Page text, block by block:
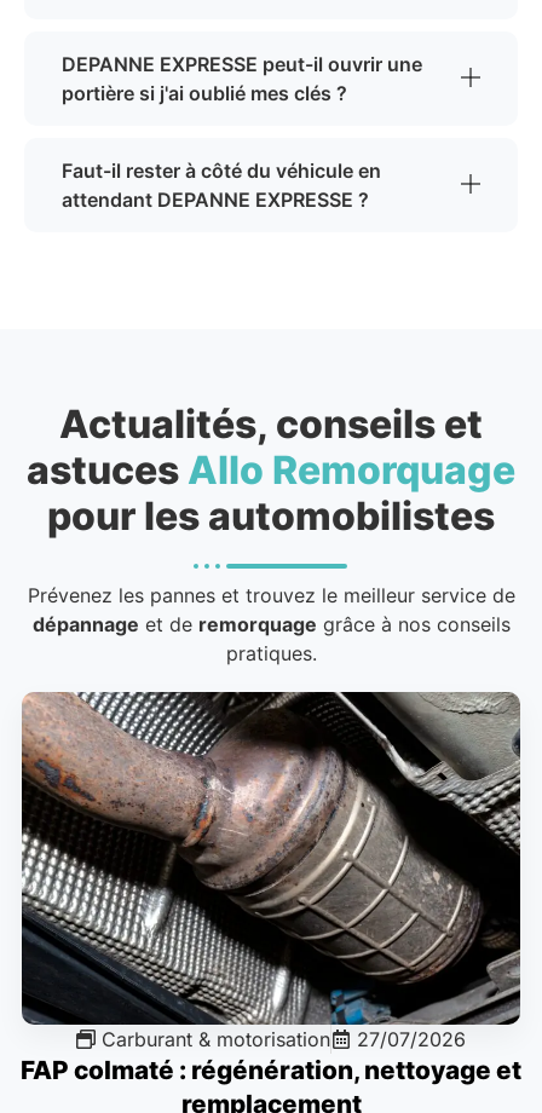
DEPANNE EXPRESSE peut-il ouvrir une
portière si j'ai oublié mes clés ?
Faut-il rester à côté du véhicule en
attendant DEPANNE EXPRESSE ?
Actualités, conseils et
astuces Allo Remorquage
pour les automobilistes
Prévenez les pannes et trouvez le meilleur service de
dépannage et de remorquage grâce à nos conseils
pratiques.
Carburant & motorisation 27/07/2026
FAP colmaté : régénération, nettoyage et
remplacement